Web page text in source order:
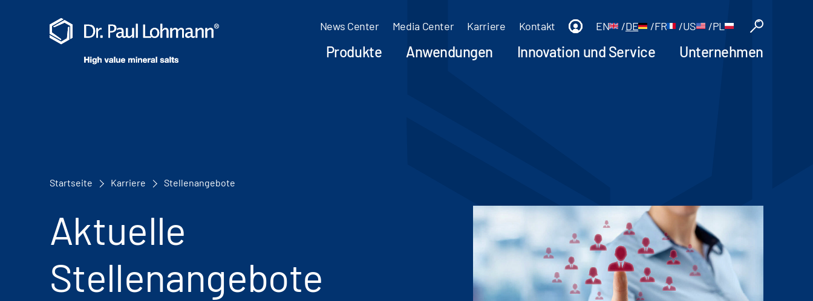
News Center Media Center Karriere Kontakt EN /DE /FR /US /PL
Produkte Anwendungen Innovation und Service Unternehmen
Startseite Karriere Stellenangebote
Aktuelle
Stellenangebote